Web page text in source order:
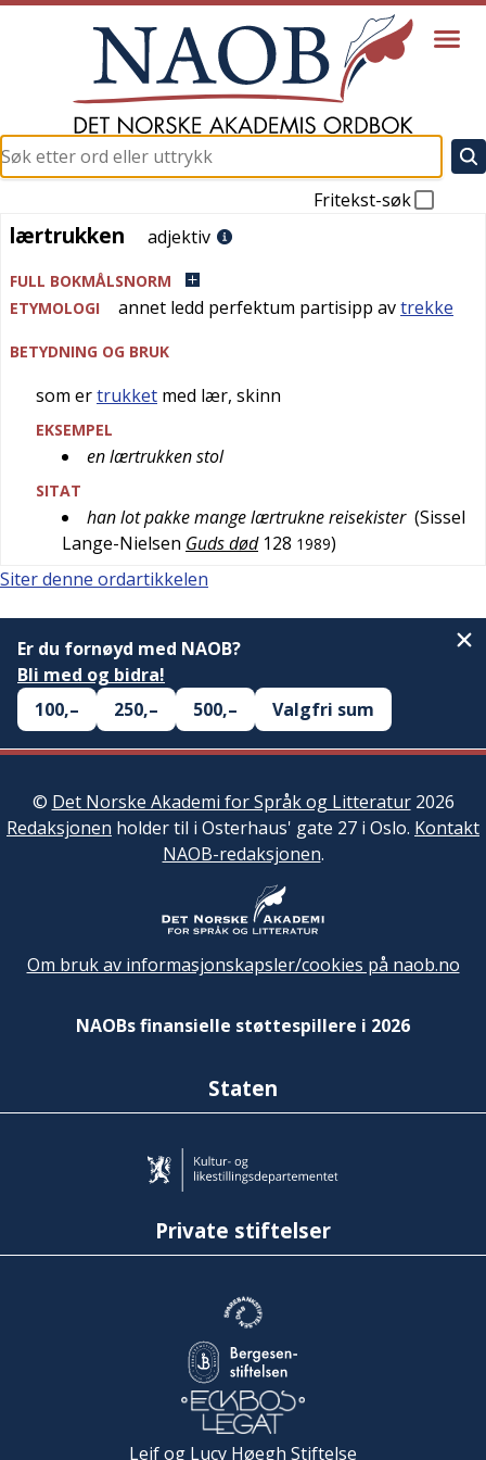
Fritekst-søk
lærtrukken
lærtrukken adjektiv
FULL BOKMÅLSNORM
ETYMOLOGI
annet ledd perfektum partisipp avtrekke
BETYDNING OG BRUK
som ertrukket med lær, skinn
EKSEMPEL
en lærtrukken stol
SITAT
han lot pakke mange lærtrukne reisekister (Sissel
Lange-Nielsen Guds død 128 1989)
Siter denne ordartikkelen
Er du fornøyd med NAOB?
Bli med og bidra!
100,–
250,– 500,– Valgfri sum
© Det Norske Akademi for Språk og Litteratur2026
Redaksjonen holder til i Osterhaus' gate 27 i Oslo. Kontakt
NAOB-redaksjonen.
Om bruk av informasjonskapsler/cookies på naob.no
NAOBs finansielle støttespillere i 2026
Staten
Private stiftelser
Leif og Lucy Høegh Stiftelse